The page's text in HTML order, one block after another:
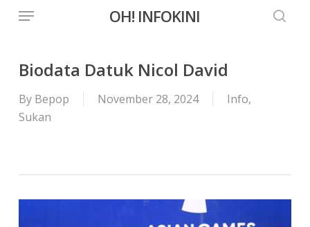
content
OH! INFOKINI
Menu
Biodata Datuk Nicol David
By Bepop November 28, 2024 Info,
Sukan